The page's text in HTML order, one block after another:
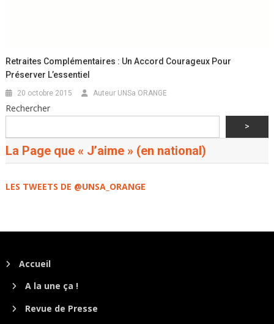
Retraites Complémentaires : Un Accord Courageux Pour
Préserver L’essentiel
20 octobre 2015 Auteur UNSa ORANGE
Rechercher
>
La Page que « J’aime » (en national)
LES TWEETS DE @UNSA_ORANGE
Accueil
A la une ça !
Revue de Presse